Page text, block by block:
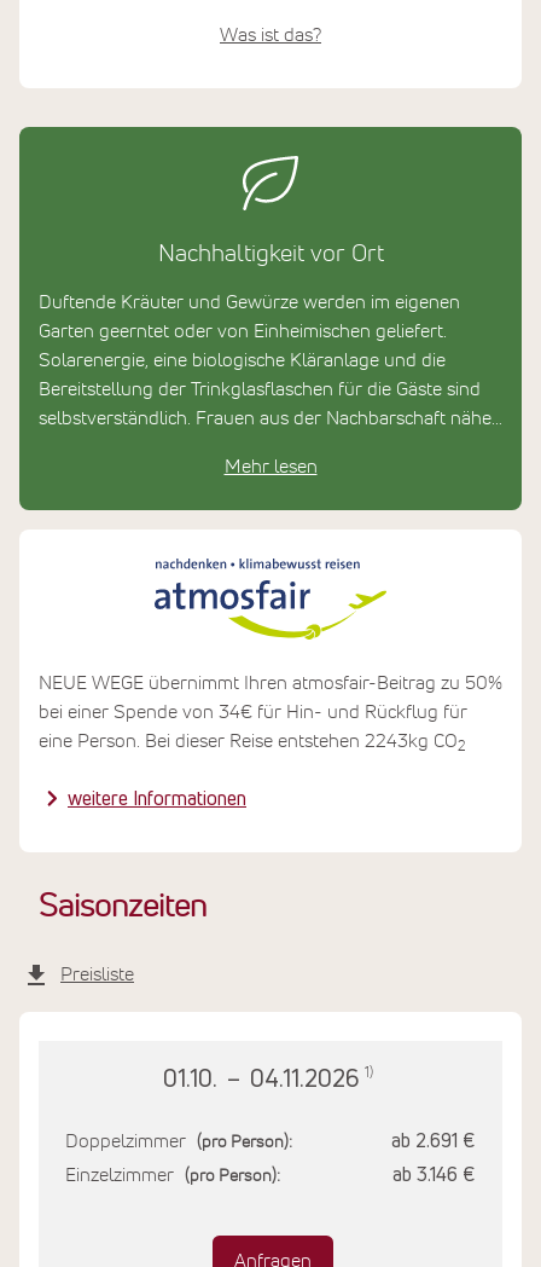
Nachhaltigkeit vor Ort
Duftende Kräuter und Gewürze werden im eigenen
Garten geerntet oder von Einheimischen geliefert.
Solarenergie, eine biologische Kläranlage und die
Bereitstellung der Trinkglasflaschen für die Gäste sind
selbstverständlich. Frauen aus der Nachbarschaft nähen
Mehr lesen
NEUE WEGE übernimmt Ihren atmosfair-Beitrag zu 50%
bei einer Spende von 34€ für Hin- und Rückflug für
eine Person. Bei dieser Reise entstehen 2243kg CO2
weitere Informationen
Was ist das?
Saisonzeiten
Preisliste
01.10. – 04.11.2026 1)
Doppelzimmer (pro Person):
ab 2.691 €
Einzelzimmer
(pro Person): ab 3.146 €
Anfragen